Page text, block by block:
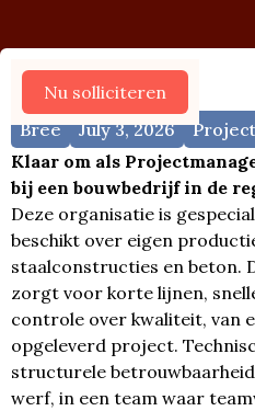
Meer vacatures
Bree July 3, 2026
Klaar om als
bij een bouwbedrijf in de
Deze organisatie is
beschikt over eigen
staalconstructies en beton.
zorgt voor korte lijnen,
controle over kwaliteit, van
opgeleverd project.
structurele
werf, in een team waar
Nu solliciteren